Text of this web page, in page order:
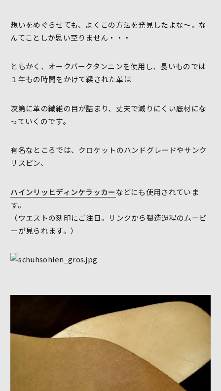
想いをめぐらせても、よくこの方法を発見したよな～。な
んてことしか思い至りません・・・
ともかく、オークバークタンニンを使用し、長いものでは
１年もの時間をかけて鞣された革は
次第に革の繊維の目が詰まり、丈夫で減りにくい底材にな
っていくのです。
有名なところでは、クロケットのハンドグレードやサンク
リスピン、
ハインリッヒディンケラッカーなどにも使用されていま
す。
（ウエストの刻印にご注目。リンクから製造過程のムービ
ーが見られます。）